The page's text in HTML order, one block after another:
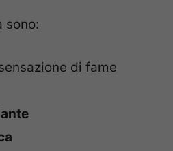
sono:
di fame